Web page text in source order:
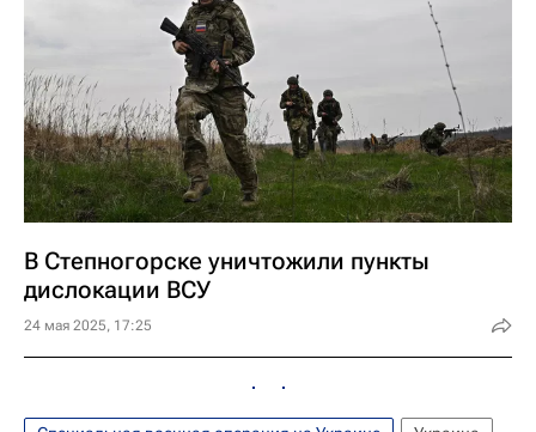
В Степногорске уничтожили пункты
дислокации ВСУ
24 мая 2025, 17:25